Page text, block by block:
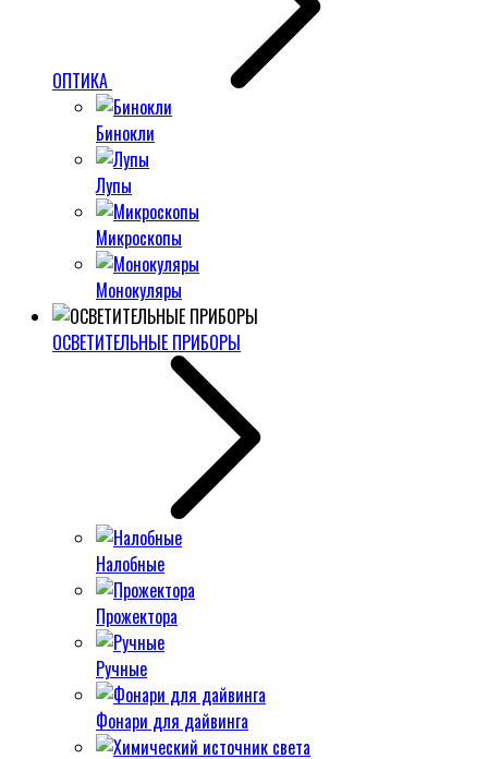
ОПТИКА
Бинокли
Лупы
Микроскопы
Монокуляры
ОСВЕТИТЕЛЬНЫЕ ПРИБОРЫ
Налобные
Прожектора
Ручные
Фонари для дайвинга